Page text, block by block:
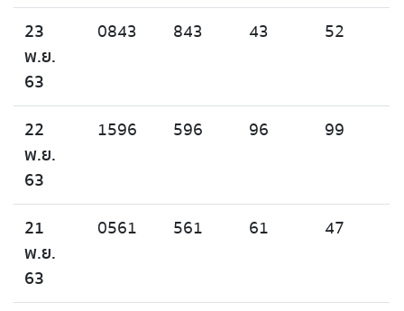
23
พ.ย.
63
0843 843 43 52
22
พ.ย.
63
1596 596 96 99
21
พ.ย.
63
0561 561 61 47